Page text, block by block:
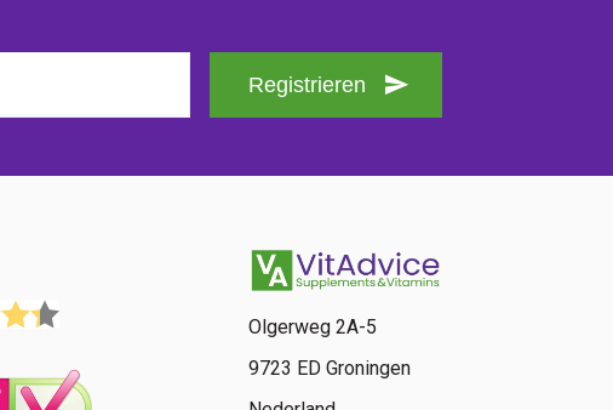
Registrieren
Olgerweg 2A-5
9723 ED Groningen